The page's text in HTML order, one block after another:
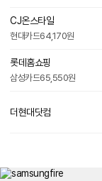
CJ온스타일
현대카드64,170원
롯데홈쇼핑
삼성카드65,550원
더현대닷컴